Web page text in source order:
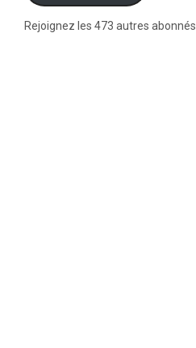
Rejoignez les 473 autres abonnés